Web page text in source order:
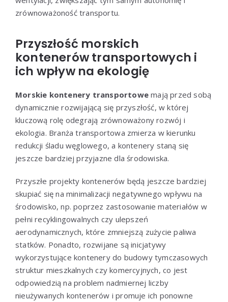
zrównoważoność transportu.
Przyszłość morskich
kontenerów transportowych i
ich wpływ na ekologię
Morskie kontenery transportowe mają przed sobą
dynamicznie rozwijającą się przyszłość, w której
kluczową rolę odegrają zrównoważony rozwój i
ekologia. Branża transportowa zmierza w kierunku
redukcji śladu węglowego, a kontenery staną się
jeszcze bardziej przyjazne dla środowiska.
Przyszłe projekty kontenerów będą jeszcze bardziej
skupiać się na minimalizacji negatywnego wpływu na
środowisko, np. poprzez zastosowanie materiałów w
pełni recyklingowalnych czy ulepszeń
aerodynamicznych, które zmniejszą zużycie paliwa
statków. Ponadto, rozwijane są inicjatywy
wykorzystujące kontenery do budowy tymczasowych
struktur mieszkalnych czy komercyjnych, co jest
odpowiedzią na problem nadmiernej liczby
nieużywanych kontenerów i promuje ich ponowne